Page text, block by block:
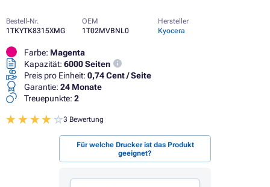
Bestell-Nr.
1TKYTK8315XMG
OEM
1T02MVBNL0
Hersteller
Kyocera
Farbe: Magenta
Kapazität: 6000 Seiten
Preis pro Einheit: 0,74 Cent / Seite
Garantie: 24 Monate
Treuepunkte: 2
3 Bewertung
Für welche Drucker ist das Produkt
geeignet?